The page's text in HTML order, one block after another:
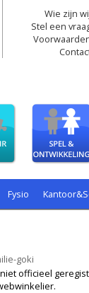
Wie zijn
Stel een
Fysio
goki
officieel